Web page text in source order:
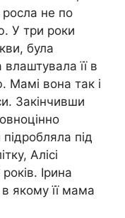
росла не по
У три роки
була
її в
Мамі вона так і
Закінчивши
під
Алісі
Ірина
якому її мама